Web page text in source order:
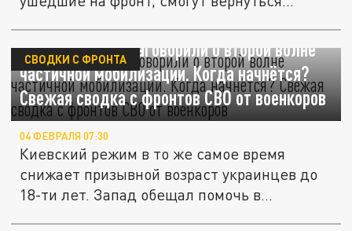
В России вновь заговорили о второй волне
частичной мобилизации. Когда начнётся?
Свежая сводка с фронтов СВО от военкоров
СВОДКИ С ФРОНТА
04 ФЕВРАЛЯ 07:30
Киевский режим в то же самое время
снижает призывной возраст украинцев до
18-ти лет. Запад обещал помочь в...